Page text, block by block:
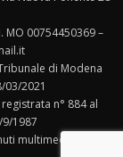
MO 00754450369 –
di Modena
03/2021
n° 884 al
1987
multimediali.